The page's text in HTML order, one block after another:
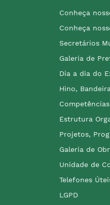
Conheça
Conheça
Secretários
Galeria de
Dia a dia do
Hino,
Estrutura
Projetos,
Galeria de
Unidade de
Telefones
LGPD